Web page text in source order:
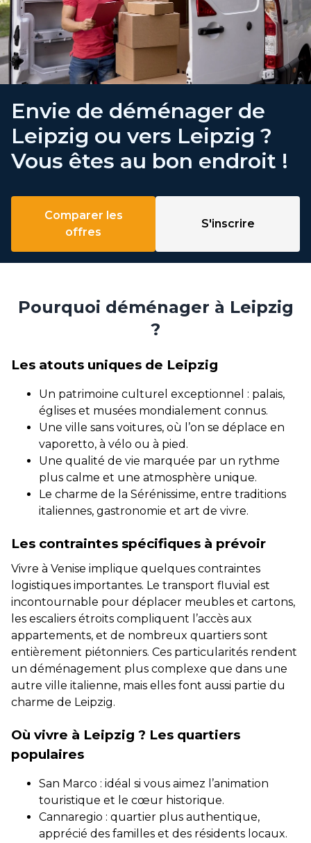
Envie de déménager de
Leipzig ou vers Leipzig ?
Vous êtes au bon endroit !
Comparer les
offres
S'inscrire
Pourquoi déménager à Leipzig
?
Les atouts uniques de Leipzig
Un patrimoine culturel exceptionnel : palais,
églises et musées mondialement connus.
Une ville sans voitures, où l’on se déplace en
vaporetto, à vélo ou à pied.
Une qualité de vie marquée par un rythme
plus calme et une atmosphère unique.
Le charme de la Sérénissime, entre traditions
italiennes, gastronomie et art de vivre.
Les contraintes spécifiques à prévoir
Vivre à Venise implique quelques contraintes
logistiques importantes. Le transport fluvial est
incontournable pour déplacer meubles et cartons,
les escaliers étroits compliquent l’accès aux
appartements, et de nombreux quartiers sont
entièrement piétonniers. Ces particularités rendent
un déménagement plus complexe que dans une
autre ville italienne, mais elles font aussi partie du
charme de Leipzig.
Où vivre à Leipzig ? Les quartiers
populaires
San Marco : idéal si vous aimez l’animation
touristique et le cœur historique.
Cannaregio : quartier plus authentique,
apprécié des familles et des résidents locaux.